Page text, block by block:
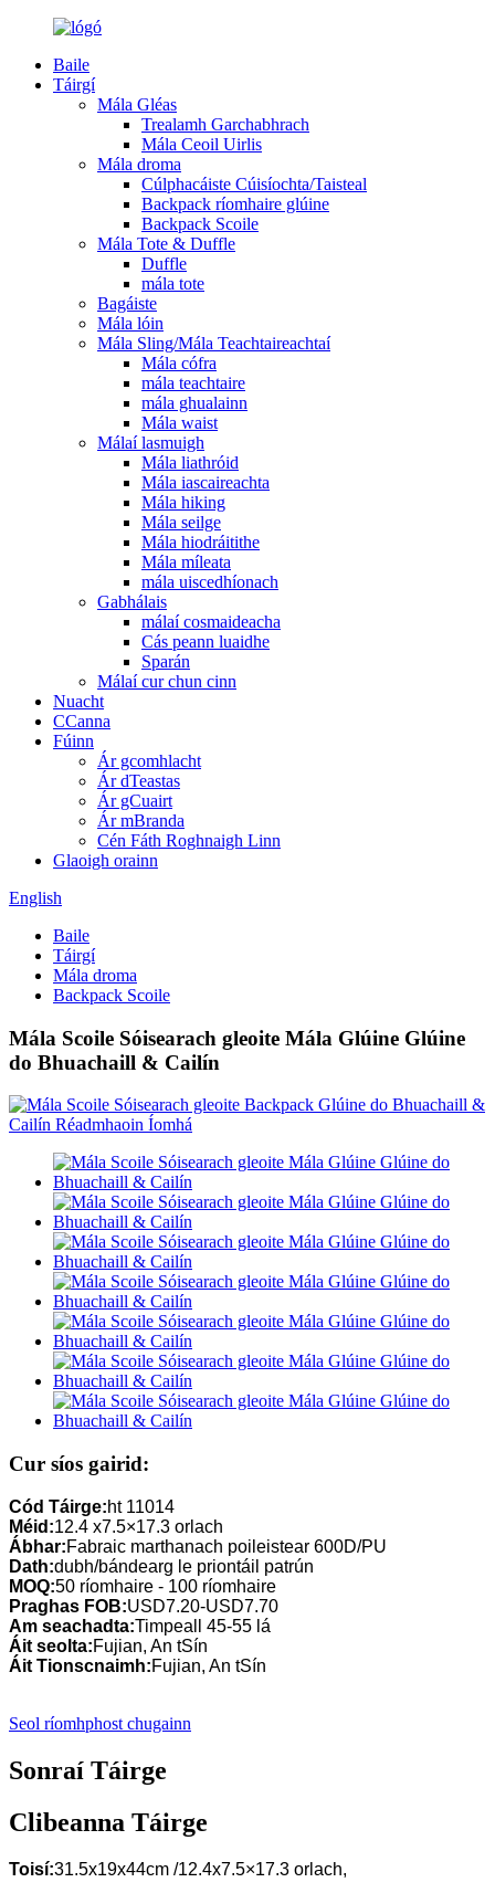
Baile
Táirgí
Mála Gléas
Trealamh Garchabhrach
Mála Ceoil Uirlis
Mála droma
Cúlphacáiste Cúisíochta/Taisteal
Backpack ríomhaire glúine
Backpack Scoile
Mála Tote & Duffle
Duffle
mála tote
Bagáiste
Mála lóin
Mála Sling/Mála Teachtaireachtaí
Mála cófra
mála teachtaire
mála ghualainn
Mála waist
Málaí lasmuigh
Mála liathróid
Mála iascaireachta
Mála hiking
Mála seilge
Mála hiodráitithe
Mála míleata
mála uiscedhíonach
Gabhálais
málaí cosmaideacha
Cás peann luaidhe
Sparán
Málaí cur chun cinn
Nuacht
CCanna
Fúinn
Ár gcomhlacht
Ár dTeastas
Ár gCuairt
Ár mBranda
Cén Fáth Roghnaigh Linn
Glaoigh orainn
English
Baile
Táirgí
Mála droma
Backpack Scoile
Mála Scoile Sóisearach gleoite Mála Glúine Glúine
do Bhuachaill & Cailín
Cur síos gairid:
Cód Táirge:ht 11014
Méid:12.4 x7.5×17.3 orlach
Ábhar:Fabraic marthanach poileistear 600D/PU
Dath:dubh/bándearg le priontáil patrún
MOQ:50 ríomhaire - 100 ríomhaire
Praghas FOB:USD7.20-USD7.70
Am seachadta:Timpeall 45-55 lá
Áit seolta:Fujian, An tSín
Áit Tionscnaimh:Fujian, An tSín
Seol ríomhphost chugainn
Sonraí Táirge
Clibeanna Táirge
Toisí:31.5x19x44cm /12.4x7.5×17.3 orlach,